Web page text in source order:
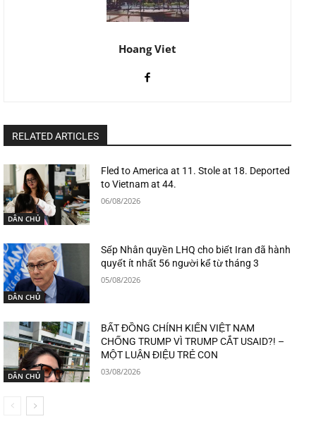
Hoang Viet
RELATED ARTICLES
DÂN CHỦ
Fled to America at 11. Stole at 18. Deported
to Vietnam at 44.
06/08/2026
DÂN CHỦ
Sếp Nhân quyền LHQ cho biết Iran đã hành
quyết ít nhất 56 người kể từ tháng 3
05/08/2026
DÂN CHỦ
BẤT ĐỒNG CHÍNH KIẾN VIỆT NAM
CHỐNG TRUMP VÌ TRUMP CẮT USAID?! –
MỘT LUẬN ĐIỆU TRẺ CON
03/08/2026